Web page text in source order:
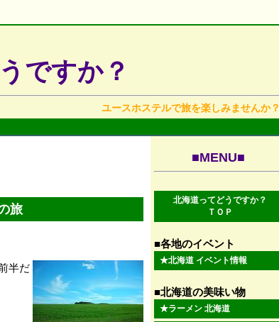
ですか？
ユースホステルで旅を楽しみませんか？
旅
半だ
■MENU■
北海道ってどうですか？
ＴＯＰ
■各地のイベント
★北海道 イベント情報
■北海道の美味い物
★ラーメン 北海道